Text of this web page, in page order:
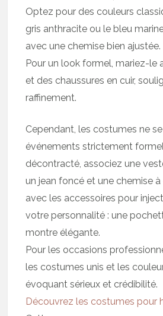
Optez pour des couleurs
gris anthracite ou le bleu
avec une chemise bien ajustée.
Pour un look formel, mariez-le
et des chaussures en cuir,
raffinement.
Cependant, les costumes ne
événements strictement
décontracté, associez une
un jean foncé et une chemise
avec les accessoires pour
votre personnalité : une
montre élégante.
Pour les occasions
les costumes unis et les
évoquant sérieux et crédibilité.
Découvrez les costumes pour